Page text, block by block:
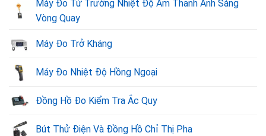
Máy Đo Từ Trường Nhiệt Độ Âm Thanh Ánh Sáng
Vòng Quay
Máy Đo Trở Kháng
Máy Đo Nhiệt Độ Hồng Ngoại
Đồng Hồ Đo Kiểm Tra Ắc Quy
Bút Thử Điện Và Đồng Hồ Chỉ Thị Pha